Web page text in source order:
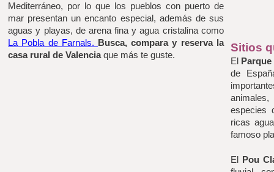
Mediterráneo, por lo que los pueblos con puerto de
mar presentan un encanto especial, además de sus
aguas y playas, de arena fina y agua cristalina como
La Pobla de Farnals.
Busca, compara y reserva la
casa rural de Valencia que más te guste.
Sitios
El
de
especies
ricas
famoso
El
Pou